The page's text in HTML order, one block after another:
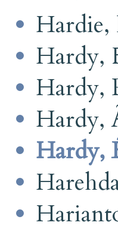
Hardie,
Hardy,
Hardy,
Hardy,